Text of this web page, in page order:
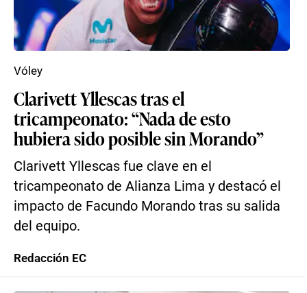
Clarivett Yllescas tras el
tricampeonato: “Nada de esto
hubiera sido posible sin Morando”
Clarivett Yllescas fue clave en el
tricampeonato de Alianza Lima y destacó el
impacto de Facundo Morando tras su salida
del equipo.
Vóley
Redacción EC